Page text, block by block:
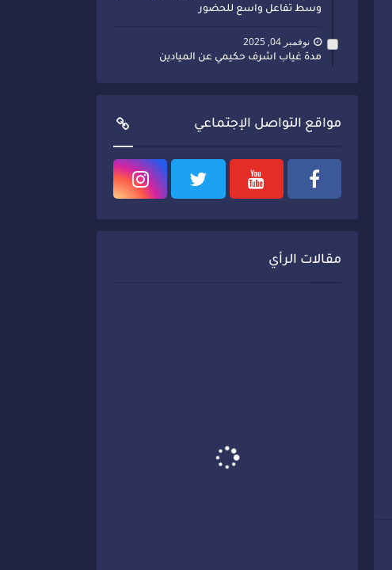
وسط تفاعل واسع للحضور
نوفمبر 04, 2025
مدة غياب اشرف حكيمي عن الميادين
مواقع التواصل الإجتماعي
مقالات الرأي